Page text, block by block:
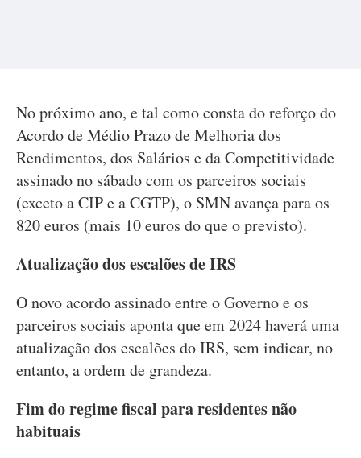
No próximo ano, e tal como consta do reforço do
Acordo de Médio Prazo de Melhoria dos
Rendimentos, dos Salários e da Competitividade
assinado no sábado com os parceiros sociais
(exceto a CIP e a CGTP), o SMN avança para os
820 euros (mais 10 euros do que o previsto).
Atualização dos escalões de IRS
O novo acordo assinado entre o Governo e os
parceiros sociais aponta que em 2024 haverá uma
atualização dos escalões do IRS, sem indicar, no
entanto, a ordem de grandeza.
Fim do regime fiscal para residentes não
habituais